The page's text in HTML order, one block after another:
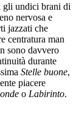
gli undici brani di
nervosa e
jazzati che
centratura man
sono davvero
durante
Stelle buone,
piacere
o Labirinto.